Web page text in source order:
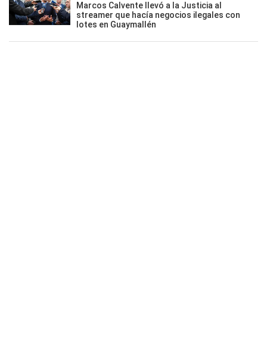
Marcos Calvente llevó a la Justicia al
streamer que hacía negocios ilegales con
lotes en Guaymallén